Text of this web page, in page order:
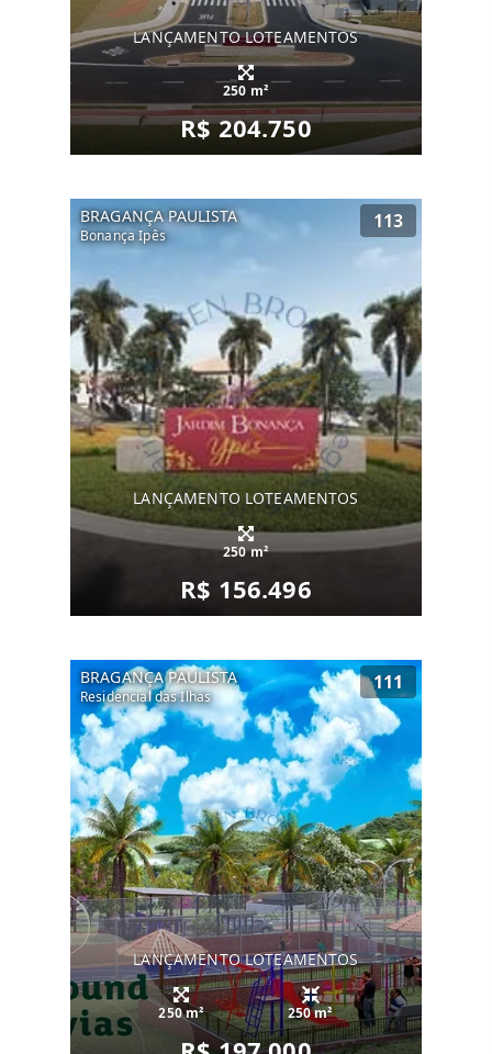
LANÇAMENTO LOTEAMENTOS
250 m²
R$ 204.750
BRAGANÇA PAULISTA
Bonança Ipês
113
LANÇAMENTO LOTEAMENTOS
250 m²
R$ 156.496
BRAGANÇA PAULISTA
Residencial das Ilhas
111
LANÇAMENTO LOTEAMENTOS
250 m² 250 m²